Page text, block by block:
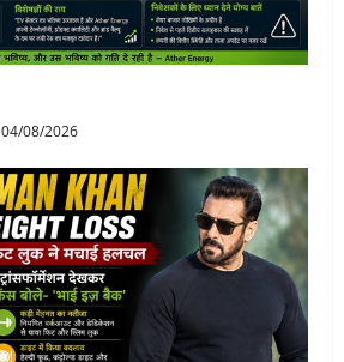
04/08/2026